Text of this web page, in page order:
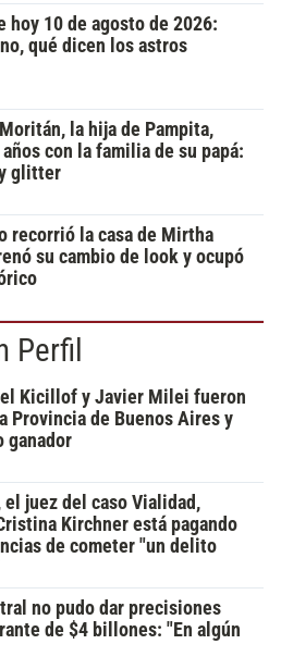
hoy 10 de agosto de 2026:
qué dicen los astros
la hija de Pampita,
con la familia de su papá:
glitter
recorrió la casa de Mirtha
su cambio de look y ocupó
Perfil
Kicillof y Javier Milei fueron
Provincia de Buenos Aires y
ganador
juez del caso Vialidad,
Kirchner está pagando
de cometer "un delito
no pudo dar precisiones
de $4 billones: "En algún